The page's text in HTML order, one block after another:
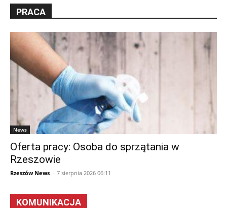
PRACA
News
Oferta pracy: Osoba do sprzątania w
Rzeszowie
Rzeszów News - 7 sierpnia 2026 06:11
KOMUNIKACJA